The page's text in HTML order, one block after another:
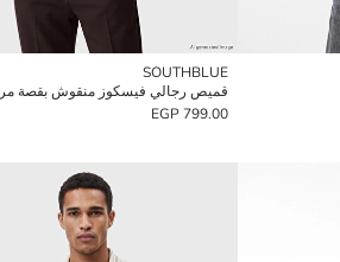
SOUTHBLUE
قميص رجالي فيسكوز منقوش بقصة
799.00 EGP